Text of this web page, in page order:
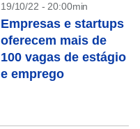
19/10/22 - 20:00min
Empresas e startups
oferecem mais de
100 vagas de estágio
e emprego